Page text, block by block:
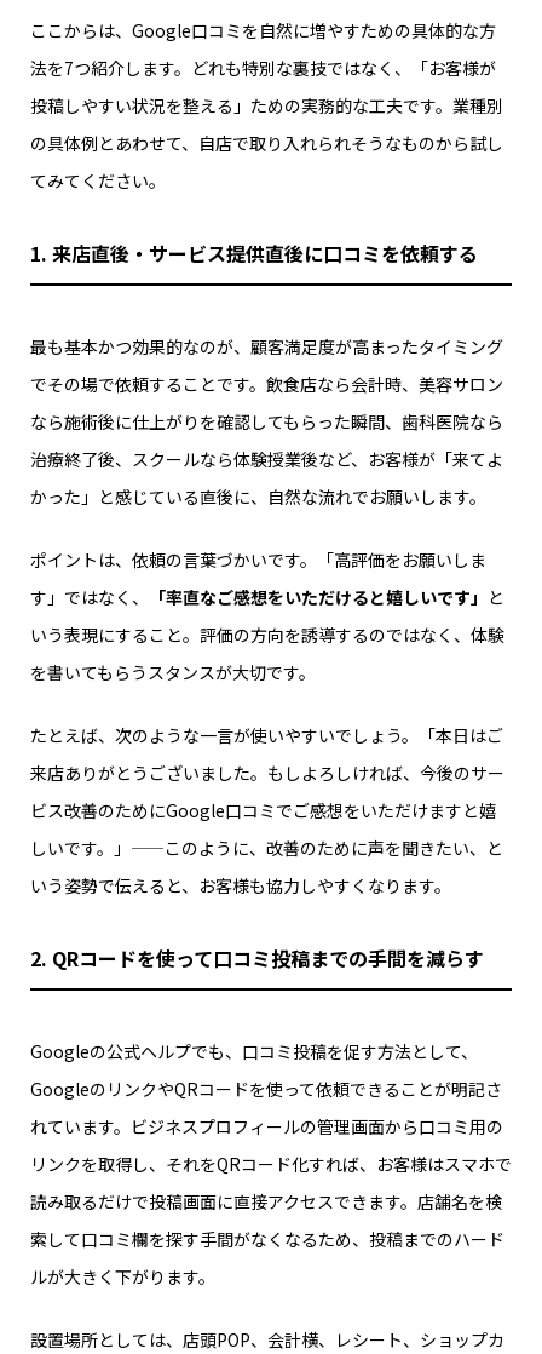
ここからは、Google口コミを自然に増やすための具体的な方
法を7つ紹介します。どれも特別な裏技ではなく、「お客様が
投稿しやすい状況を整える」ための実務的な工夫です。業種別
の具体例とあわせて、自店で取り入れられそうなものから試し
てみてください。
1. 来店直後・サービス提供直後に口コミを依頼する
最も基本かつ効果的なのが、顧客満足度が高まったタイミング
でその場で依頼することです。飲食店なら会計時、美容サロン
なら施術後に仕上がりを確認してもらった瞬間、歯科医院なら
治療終了後、スクールなら体験授業後など、お客様が「来てよ
かった」と感じている直後に、自然な流れでお願いします。
ポイントは、依頼の言葉づかいです。「高評価をお願いしま
す」ではなく、
「率直なご感想をいただけると嬉しいです」 と
いう表現にすること。評価の方向を誘導するのではなく、体験
を書いてもらうスタンスが大切です。
たとえば、次のような一言が使いやすいでしょう。「本日はご
来店ありがとうございました。もしよろしければ、今後のサー
ビス改善のためにGoogle口コミでご感想をいただけますと嬉
しいです。」——このように、改善のために声を聞きたい、と
いう姿勢で伝えると、お客様も協力しやすくなります。
2. QRコードを使って口コミ投稿までの手間を減らす
Googleの公式ヘルプでも、口コミ投稿を促す方法として、
GoogleのリンクやQRコードを使って依頼できることが明記さ
れています。ビジネスプロフィールの管理画面から口コミ用の
リンクを取得し、それをQRコード化すれば、お客様はスマホで
読み取るだけで投稿画面に直接アクセスできます。店舗名を検
索して口コミ欄を探す手間がなくなるため、投稿までのハード
ルが大きく下がります。
設置場所としては、店頭POP、会計横、レシート、ショップカ